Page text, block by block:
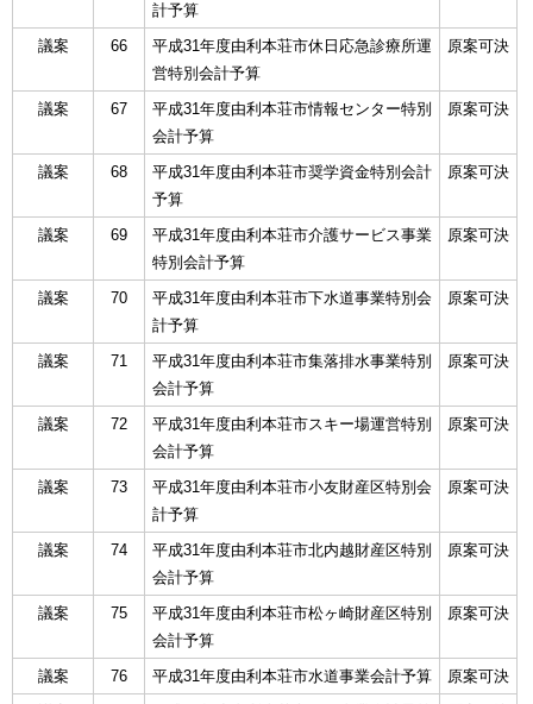
計予算
議案 66
平成31年度由利本荘市休日応急診療所運
営特別会計予算
原案可決
議案 67
平成31年度由利本荘市情報センター特別
会計予算
原案可決
議案 68
平成31年度由利本荘市奨学資金特別会計
予算
原案可決
議案 69
平成31年度由利本荘市介護サービス事業
特別会計予算
原案可決
議案 70
平成31年度由利本荘市下水道事業特別会
計予算
原案可決
議案 71
平成31年度由利本荘市集落排水事業特別
会計予算
原案可決
議案 72
平成31年度由利本荘市スキー場運営特別
会計予算
原案可決
議案 73
平成31年度由利本荘市小友財産区特別会
計予算
原案可決
議案 74
平成31年度由利本荘市北内越財産区特別
会計予算
原案可決
議案 75
平成31年度由利本荘市松ヶ崎財産区特別
会計予算
原案可決
議案 76 平成31年度由利本荘市水道事業会計予算
原案可決